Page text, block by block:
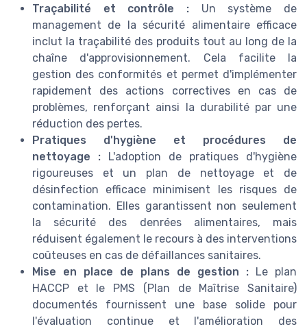
Traçabilité et contrôle : Un système de
management de la sécurité alimentaire efficace
inclut la traçabilité des produits tout au long de la
chaîne d'approvisionnement. Cela facilite la
gestion des conformités et permet d'implémenter
rapidement des actions correctives en cas de
problèmes, renforçant ainsi la durabilité par une
réduction des pertes.
Pratiques d'hygiène et procédures de
nettoyage : L'adoption de pratiques d'hygiène
rigoureuses et un plan de nettoyage et de
désinfection efficace minimisent les risques de
contamination. Elles garantissent non seulement
la sécurité des denrées alimentaires, mais
réduisent également le recours à des interventions
coûteuses en cas de défaillances sanitaires.
Mise en place de plans de gestion : Le plan
HACCP et le PMS (Plan de Maîtrise Sanitaire)
documentés fournissent une base solide pour
l'évaluation continue et l'amélioration des